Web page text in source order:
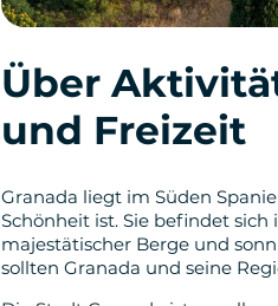
Über
und Freizeit
Granada liegt im Süden
Schönheit ist. Sie befindet
majestätischer Berge und
sollten Granada und seine